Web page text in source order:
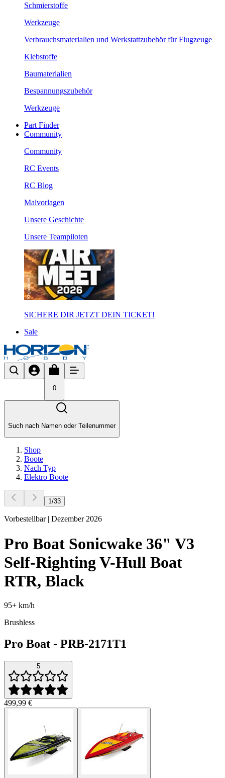
Schmierstoffe
Werkzeuge
Verbrauchsmaterialien und Werkstattzubehör für Flugzeuge
Klebstoffe
Baumaterialien
Bespannungszubehör
Werkzeuge
Part Finder
Community
Community
RC Events
RC Blog
Malvorlagen
Unsere Geschichte
Unsere Teampiloten
SICHERE DIR JETZT DEIN TICKET!
Sale
0
Such nach Namen oder Teilenummer
Shop
Boote
Nach Typ
Elektro Boote
1/33
Vorbestellbar | Dezember 2026
Pro Boat Sonicwake 36" V3
Self-Righting V-Hull Boat
RTR, Black
95+ km/h
Brushless
Pro Boat - PRB-2171T1
5
499,99 €